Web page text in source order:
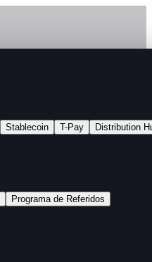
Stablecoin T-Pay
Distribution
Programa de Referidos